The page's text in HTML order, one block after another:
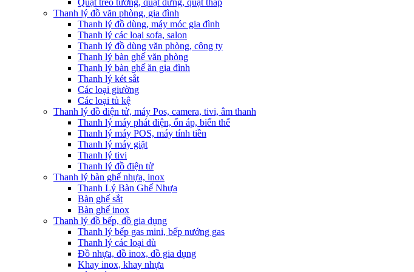
Quạt treo tường, quạt đứng, quạt tháp
Thanh lý đồ văn phòng, gia đình
Thanh lý đồ dùng, máy móc gia đình
Thanh lý các loại sofa, salon
Thanh lý đồ dùng văn phòng, công ty
Thanh lý bàn ghế văn phòng
Thanh lý bàn ghế ăn gia đình
Thanh lý két sắt
Các loại giường
Các loại tủ kệ
Thanh lý đồ điện tử, máy Pos, camera, tivi, âm thanh
Thanh lý máy phát điện, ổn áp, biến thế
Thanh lý máy POS, máy tính tiền
Thanh lý máy giặt
Thanh lý tivi
Thanh lý đồ điện tử
Thanh lý bàn ghế nhựa, inox
Thanh Lý Bàn Ghế Nhựa
Bàn ghế sắt
Bàn ghế inox
Thanh lý đồ bếp, đồ gia dụng
Thanh lý bếp gas mini, bếp nướng gas
Thanh lý các loại dù
Đồ nhựa, đồ inox, đồ gia dụng
Khay inox, khay nhựa